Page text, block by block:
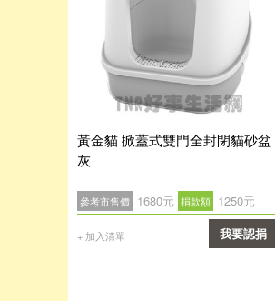
黃金貓 掀蓋式雙門全封閉貓砂盆
灰
參考市售價 1680元 捐款額 1250元
+ 加入清單 我要認捐